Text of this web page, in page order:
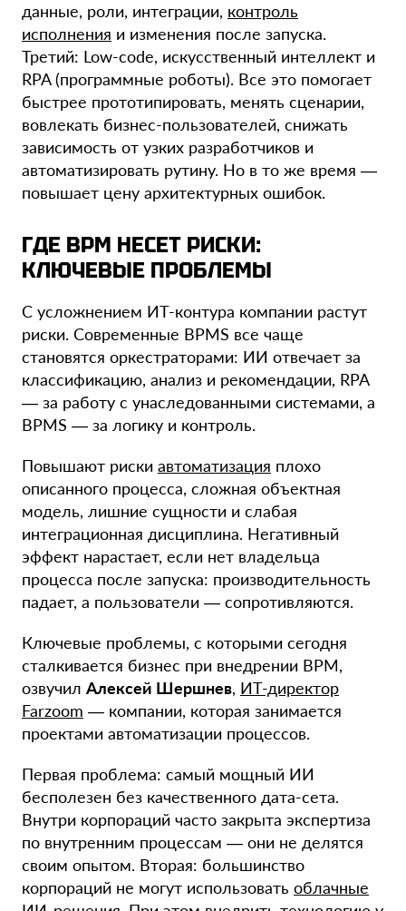
данные, роли, интеграции, контроль
исполнения и изменения после запуска.
Третий: Low-code, искусственный интеллект и
RPA (программные роботы). Все это помогает
быстрее прототипировать, менять сценарии,
вовлекать бизнес-пользователей, снижать
зависимость от узких разработчиков и
автоматизировать рутину. Но в то же время —
повышает цену архитектурных ошибок.
ГДЕ BPM НЕСЕТ РИСКИ:
КЛЮЧЕВЫЕ ПРОБЛЕМЫ
С усложнением ИТ-контура компании растут
риски. Современные BPMS все чаще
становятся оркестраторами: ИИ отвечает за
классификацию, анализ и рекомендации, RPA
— за работу с унаследованными системами, а
BPMS — за логику и контроль.
Повышают риски автоматизация плохо
описанного процесса, сложная объектная
модель, лишние сущности и слабая
интеграционная дисциплина. Негативный
эффект нарастает, если нет владельца
процесса после запуска: производительность
падает, а пользователи — сопротивляются.
Ключевые проблемы, с которыми сегодня
сталкивается бизнес при внедрении BPM,
озвучил Алексей Шершнев, ИТ-директор
Farzoom — компании, которая занимается
проектами автоматизации процессов.
Первая проблема: самый мощный ИИ
бесполезен без качественного дата-сета.
Внутри корпораций часто закрыта экспертиза
по внутренним процессам — они не делятся
своим опытом. Вторая: большинство
корпораций не могут использовать облачные